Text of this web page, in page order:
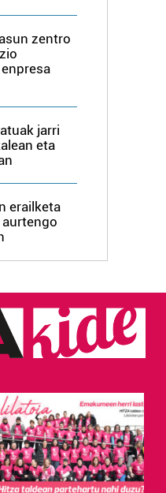
zentro
jarri
eta
erailketa